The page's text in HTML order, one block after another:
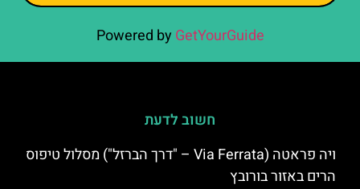
Powered by GetYourGuide
חשוב לדעת
ויה פראטה (Via Ferrata – "דרך הברזל") מסלול טיפוס
הרים באזור בורובץ